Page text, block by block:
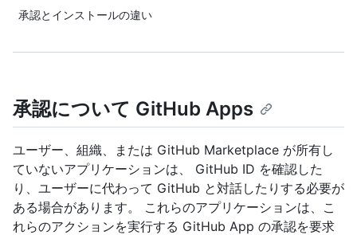
承認とインストールの違い
承認について GitHub Apps
ユーザー、組織、または GitHub Marketplace が所有し
ていないアプリケーションは、 GitHub ID を確認した
り、ユーザーに代わって GitHub と対話したりする必要が
ある場合があります。 これらのアプリケーションは、こ
れらのアクションを実行する GitHub App の承認を要求